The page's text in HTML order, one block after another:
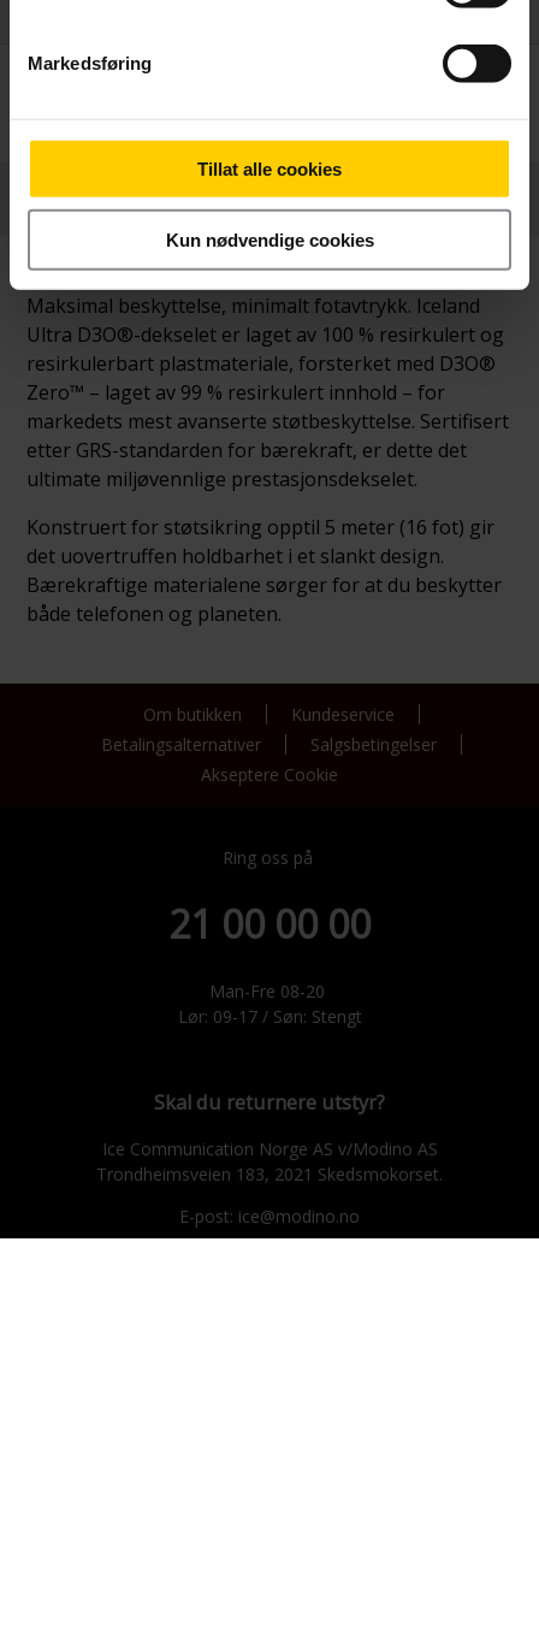
Markedsføring
Tillat alle cookies
Kun nødvendige cookies
Produktinformasjon
Maksimal beskyttelse, minimalt fotavtrykk. Iceland
Ultra D3O®-dekselet er laget av 100 % resirkulert og
resirkulerbart plastmateriale, forsterket med D3O®
Zero™ – laget av 99 % resirkulert innhold – for
markedets mest avanserte støtbeskyttelse. Sertifisert
etter GRS-standarden for bærekraft, er dette det
ultimate miljøvennlige prestasjonsdekselet.
Konstruert for støtsikring opptil 5 meter (16 fot) gir
det uovertruffen holdbarhet i et slankt design.
Bærekraftige materialene sørger for at du beskytter
både telefonen og planeten.
Om butikken
Kundeservice
Betalingsalternativer
Salgsbetingelser
Akseptere Cookie
Ring oss på
21 00 00 00
Man-Fre 08-20
Lør: 09-17 / Søn: Stengt
Skal du returnere utstyr?
Ice Communication Norge AS v/Modino AS
Trondheimsveien 183, 2021 Skedsmokorset.
E-post: ice@modino.no